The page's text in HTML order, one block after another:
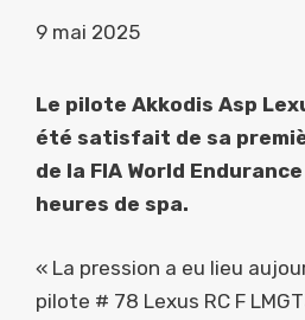
9 mai 2025
Le pilote Akkodis Asp
été satisfait de sa
de la FIA World
heures de spa.
« La pression a eu lieu
pilote # 78 Lexus RC F